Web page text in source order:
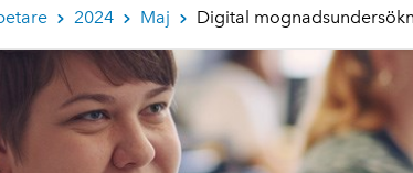
2024 Maj Digital